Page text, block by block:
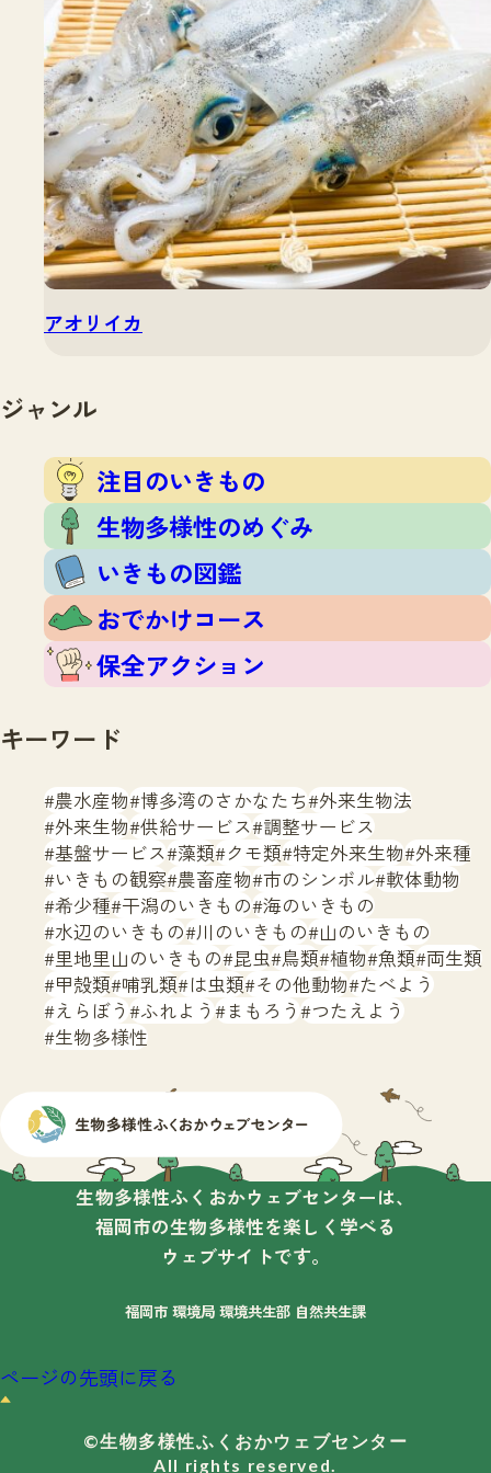
アオリイカ
ジャンル
注目のいきもの
生物多様性のめぐみ
いきもの図鑑
おでかけコース
保全アクション
キーワード
農水産物 博多湾のさかなたち 外来生物法
外来生物 供給サービス 調整サービス
基盤サービス 藻類 クモ類 特定外来生物 外来種
いきもの観察 農畜産物 市のシンボル 軟体動物
希少種 干潟のいきもの 海のいきもの
水辺のいきもの 川のいきもの 山のいきもの
里地里山のいきもの 昆虫 鳥類 植物 魚類 両生類
甲殻類 哺乳類 は虫類 その他動物 たべよう
えらぼう ふれよう まもろう つたえよう
生物多様性
生物多様性ふくおかウェブセンターは、
福岡市の生物多様性を楽しく学べる
ウェブサイトです。
福岡市 環境局 環境共生部 自然共生課
ページの先頭に戻る
©生物多様性ふくおかウェブセンター
All rights reserved.